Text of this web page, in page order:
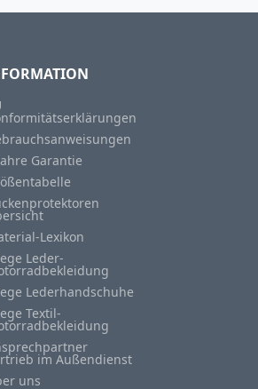
Garantie
Lexikon
Leder-
Lederhandschuhe
Textil-
im Außendienst
uns